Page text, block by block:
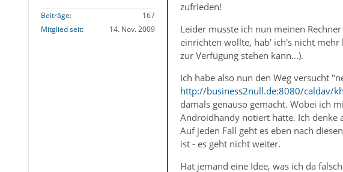
Beiträge
167
Mitglied seit
14. Nov. 2009
zufrieden!
Leider musste ich nun meinen
einrichten wollte, hab' ich's nicht
zur Verfügung stehen kann...).
Ich habe also nun den Weg versucht
http://business2null.de:8080/caldav/
damals genauso gemacht. Wobei ich
Androidhandy notiert hatte. Ich denke
Auf jeden Fall geht es eben nach
ist - es geht nicht weiter.
Hat jemand eine Idee, was ich da